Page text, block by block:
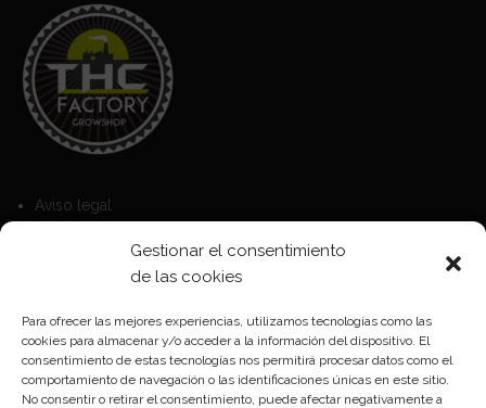
Gestionar el consentimiento
de las cookies
Para ofrecer las mejores experiencias, utilizamos tecnologías como las
cookies para almacenar y/o acceder a la información del dispositivo. El
consentimiento de estas tecnologías nos permitirá procesar datos como el
comportamiento de navegación o las identificaciones únicas en este sitio.
No consentir o retirar el consentimiento, puede afectar negativamente a
Aviso legal
Política de privacidad
Formas de pago
Plazos y condiciones de envio